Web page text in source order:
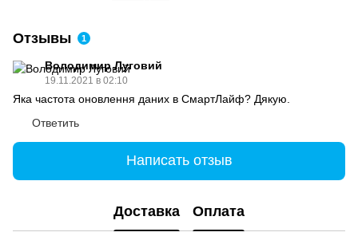
Отзывы 1
Володимир Луговий
19.11.2021 в 02:10
Яка частота оновлення даних в СмартЛайф? Дякую.
Ответить
Написать отзыв
Доставка Оплата